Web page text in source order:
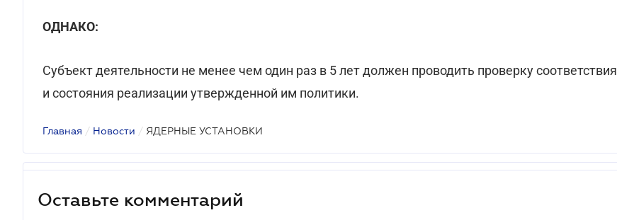
ОДНАКО:
Субъект деятельности не менее чем один раз в 5 лет должен проводить проверку соответствия
и состояния реализации утвержденной им политики.
Главная / Новости / ЯДЕРНЫЕ УСТАНОВКИ
Оставьте комментарий